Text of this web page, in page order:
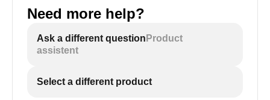
Need more help?
Ask a different question Product
assistent
Select a different product